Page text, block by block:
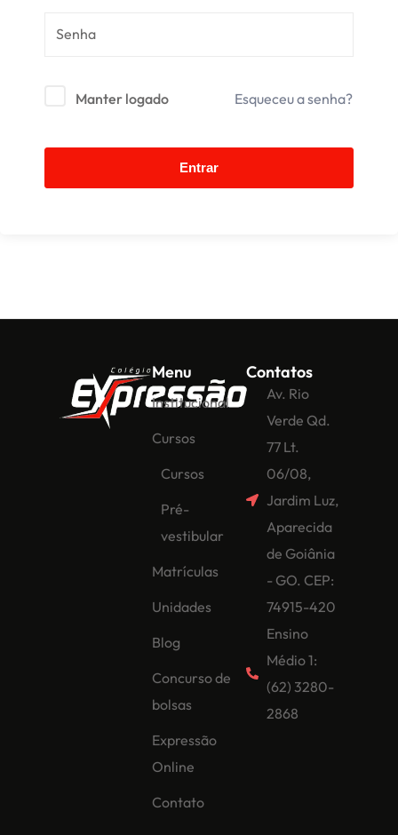
Manter logado Esqueceu a senha?
Entrar
Menu
Institucional
Cursos
Cursos
Pré-
vestibular
Matrículas
Unidades
Blog
Concurso de
bolsas
Expressão
Online
Contato
Contatos
Av. Rio
Verde Qd.
77 Lt.
06/08,
Jardim Luz,
Aparecida
de Goiânia
- GO. CEP:
74915-420
Ensino
Médio 1:
(62) 3280-
2868